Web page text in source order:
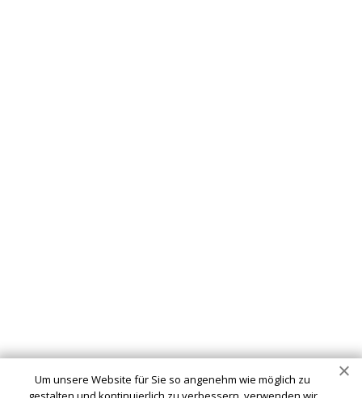
Um unsere Website für Sie so angenehm wie möglich zu
Schlüsseldienstleistungen in Geldern. Ob Sie sich
ausgesperrt haben, ein defektes Schloss haben oder Ihre
Sicherheit verbessern möchten - wir sind hier, um Ihnen zu